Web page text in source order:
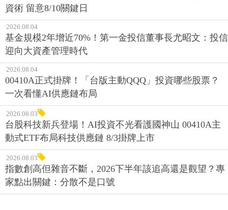
資術 留意8/10關鍵日
2026.08.04
基金規模2年增近70%！第一金投信董事長尤昭文：投信
迎向大資產管理時代
2026.08.04
00410A正式掛牌！「台版主動QQQ」投資哪些股票？
一次看懂AI供應鏈布局
2026.08.03
台股科技新兵登場！AI投資不光看護國神山 00410A主
動式ETF布局科技供應鏈 8/3掛牌上市
2026.08.03
指數創高但雜音不斷，2026下半年該追高還是觀望？專
家點出關鍵：分散不是口號